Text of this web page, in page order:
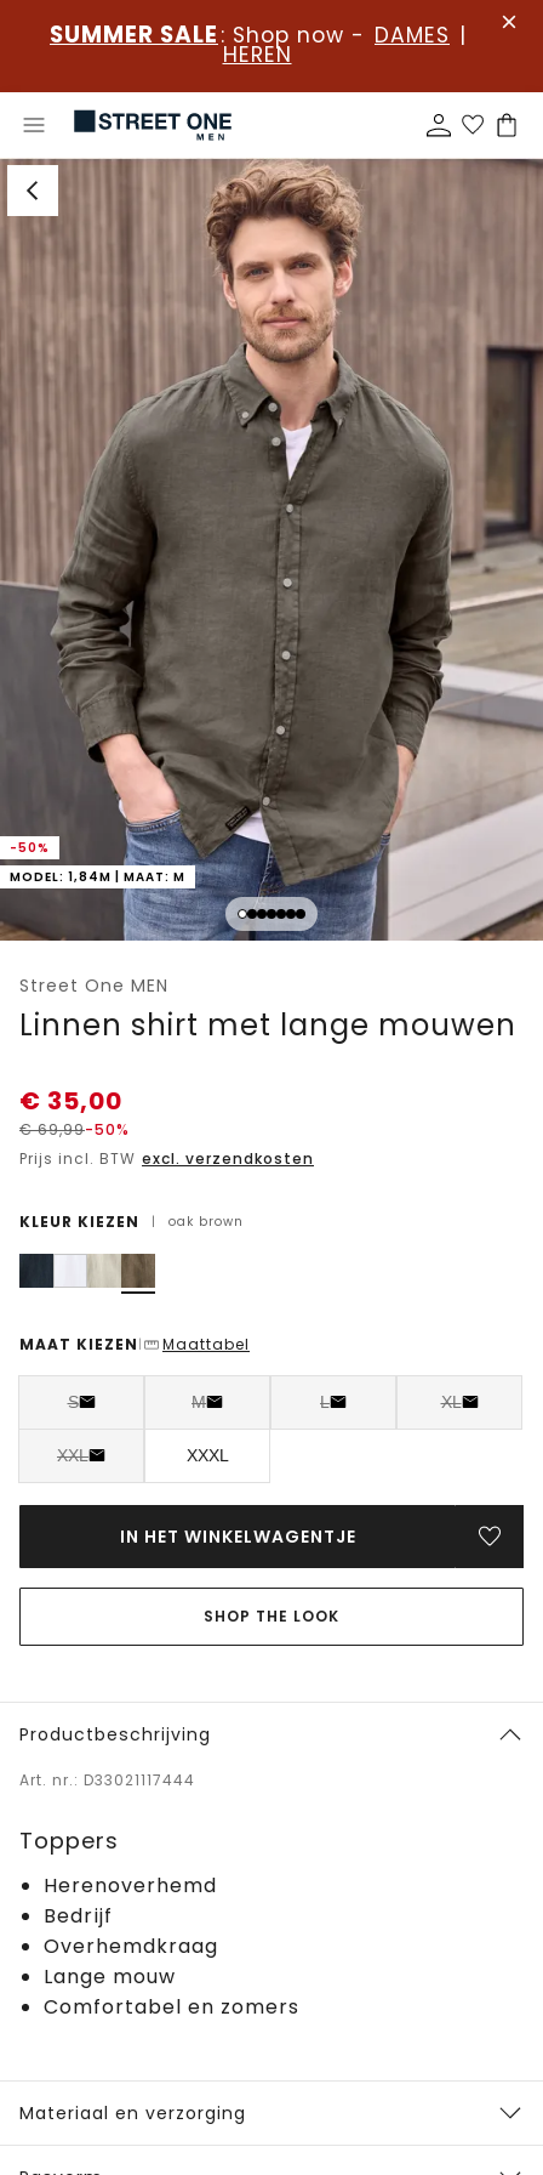
SUMMER SALE : Shop now - DAMES |
HEREN
-50%
MODEL: 1,84M | MAAT: M
Street One MEN
Linnen shirt met lange mouwen
€ 35,00
€69,99-50%
Prijs incl. BTW excl. verzendkosten
KLEUR KIEZEN | oak brown
MAAT KIEZEN | Maattabel
S M L XL
XXL XXXL
IN HET WINKELWAGENTJE
SHOP THE LOOK
Productbeschrijving
Art. nr.: D33021117444
Toppers
Herenoverhemd
Bedrijf
Overhemdkraag
Lange mouw
Comfortabel en zomers
Materiaal en verzorging